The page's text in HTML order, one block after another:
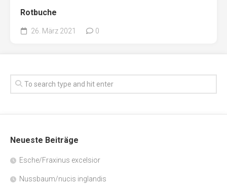
Rotbuche
26. März 2021 0
Neueste Beiträge
Esche/Fraxinus excelsior
Nussbaum/nucis inglandis